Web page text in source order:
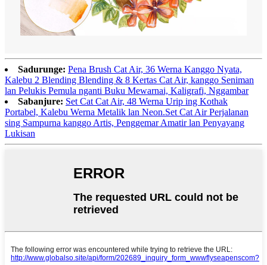
Sadurunge: Pena Brush Cat Air, 36 Werna Kanggo Nyata,
Kalebu 2 Blending Blending & 8 Kertas Cat Air, kanggo Seniman
lan Pelukis Pemula nganti Buku Mewarnai, Kaligrafi, Nggambar
Sabanjure: Set Cat Cat Air, 48 Werna Urip ing Kothak
Portabel, Kalebu Werna Metalik lan Neon.Set Cat Air Perjalanan
sing Sampurna kanggo Artis, Penggemar Amatir lan Penyayang
Lukisan